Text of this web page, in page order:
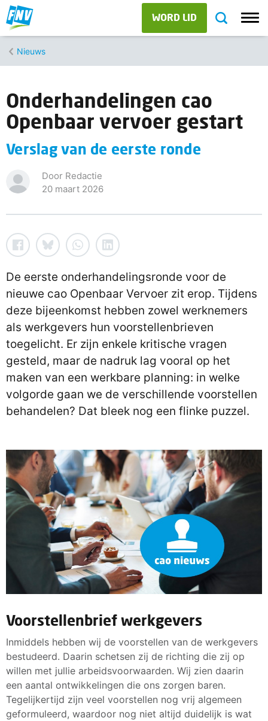
WORD LID
Nieuws
Onderhandelingen cao
Openbaar vervoer gestart
Verslag van de eerste ronde
Door Redactie
20 maart 2026
De eerste onderhandelingsronde voor de
nieuwe cao Openbaar Vervoer zit erop. Tijdens
deze bijeenkomst hebben zowel werknemers
als werkgevers hun voorstellenbrieven
toegelicht. Er zijn enkele kritische vragen
gesteld, maar de nadruk lag vooral op het
maken van een werkbare planning: in welke
volgorde gaan we de verschillende voorstellen
behandelen? Dat bleek nog een flinke puzzel.
Voorstellenbrief werkgevers
Inmiddels hebben wij de voorstellen van de werkgevers
bestudeerd. Daarin schetsen zij de richting die zij op
willen met jullie arbeidsvoorwaarden. Wij zien daarin
een aantal ontwikkelingen die ons zorgen baren.
Tegelijkertijd zijn veel voorstellen nog vrij algemeen
geformuleerd, waardoor nog niet altijd duidelijk is wat